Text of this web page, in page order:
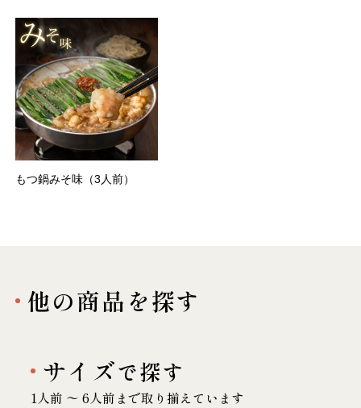
もつ鍋みそ味（3人前）
他の商品を探す
サイズで探す
1人前 〜 6人前まで取り揃えています